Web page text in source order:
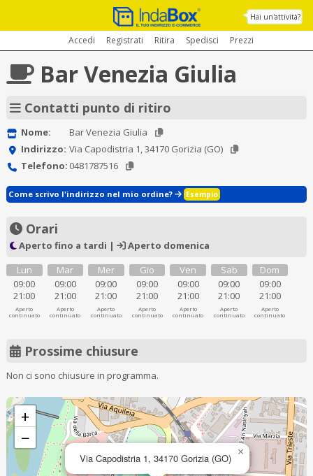
Hai un'attività?
Accedi Registrati Ritira Spedisci Prezzi
Bar Venezia Giulia
Contatti punto di ritiro
Nome:
Bar Venezia Giulia
Indirizzo: Via Capodistria 1, 34170 Gorizia (GO)
Telefono: 0481787516
Come scrivo l'indirizzo nel mio ordine? Esempio
Orari
Aperto fino a tardi |
Aperto domenica
Lun
09:00
21:00
Aperto
continuato
Mar
09:00
21:00
Aperto
continuato
Mer
09:00
21:00
Aperto
continuato
Gio
09:00
21:00
Aperto
continuato
Ven
09:00
21:00
Aperto
continuato
Sab
09:00
21:00
Aperto
continuato
Dom
09:00
21:00
Aperto
continuato
Prossime chiusure
Non ci sono chiusure in programma.
Via Capodistria 1, 34170 Gorizia (GO) ×
+
−